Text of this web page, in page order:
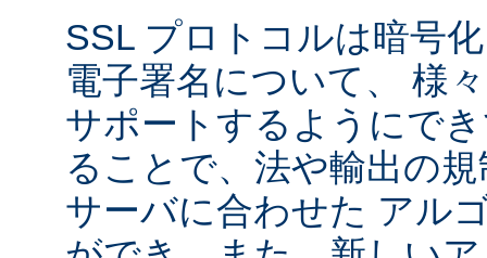
SSL プロトコルは暗号
電子署名について、 様
サポートするようにで
ることで、法や輸出の
サーバに合わせた アル